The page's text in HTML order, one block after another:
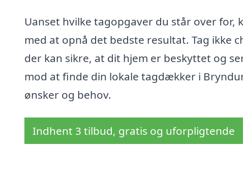
Uanset hvilke tagopgaver du står over
med at opnå det bedste resultat. Tag ikke
der kan sikre, at dit hjem er beskyttet og
mod at finde din lokale tagdækker i
ønsker og behov.
Indhent 3 tilbud, gratis og uforpligtende